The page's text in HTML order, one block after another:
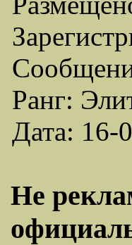
Ранг:
Дата: 16-
Не